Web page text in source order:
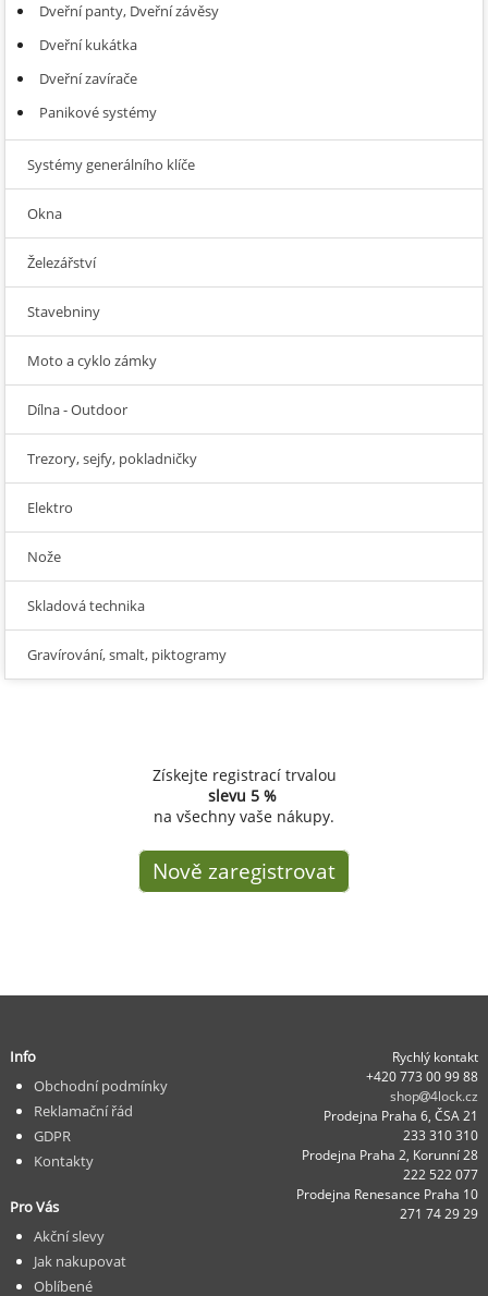
Dveřní panty, Dveřní závěsy
Dveřní kukátka
Dveřní zavírače
Panikové systémy
Systémy generálního klíče
Okna
Železářství
Stavebniny
Moto a cyklo zámky
Dílna - Outdoor
Trezory, sejfy, pokladničky
Elektro
Nože
Skladová technika
Gravírování, smalt, piktogramy
Získejte registrací trvalou
slevu 5 %
na všechny vaše nákupy.
Nově zaregistrovat
Rychlý kontakt
+420 773 00 99 88
shop
4lock.cz
Prodejna Praha 6, ČSA 21
233 310 310
Prodejna Praha 2, Korunní 28
222 522 077
Prodejna Renesance Praha 10
271 74 29 29
Info
Obchodní podmínky
Reklamační řád
GDPR
Kontakty
Pro Vás
Akční slevy
Jak nakupovat
Oblíbené